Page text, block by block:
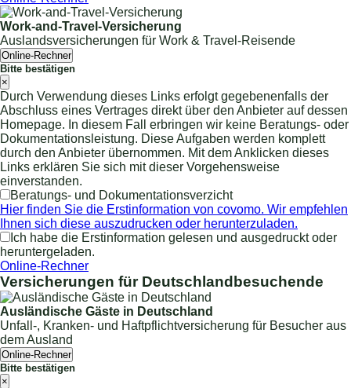
Work-and-Travel-Versicherung
Auslandsversicherungen für Work & Travel-Reisende
Online-Rechner
Bitte bestätigen
×
Durch Verwendung dieses Links erfolgt gegebenenfalls der
Abschluss eines Vertrages direkt über den Anbieter auf dessen
Homepage. In diesem Fall erbringen wir keine Beratungs- oder
Dokumentationsleistung. Diese Aufgaben werden komplett
durch den Anbieter übernommen. Mit dem Anklicken dieses
Links erklären Sie sich mit dieser Vorgehensweise
einverstanden.
Beratungs- und Dokumentationsverzicht
Hier finden Sie die Erstinformation von covomo. Wir empfehlen
Ihnen sich diese auszudrucken oder herunterzuladen.
Ich habe die Erstinformation gelesen und ausgedruckt oder
heruntergeladen.
Online-Rechner
Versicherungen für Deutschlandbesuchende
Ausländische Gäste in Deutschland
Unfall-, Kranken- und Haftpflichtversicherung für Besucher aus
dem Ausland
Online-Rechner
Bitte bestätigen
×